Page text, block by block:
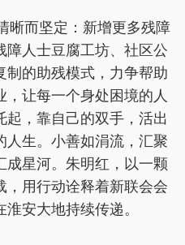
晰而坚定：新增更多残障
障人士豆腐工坊、社区公
制的助残模式，力争帮助
，让每一个身处困境的人
起，靠自己的双手，活出
人生。小善如涓流，汇聚
成星河。朱明红，以一颗
，用行动诠释着新联会会
安大地持续传递。